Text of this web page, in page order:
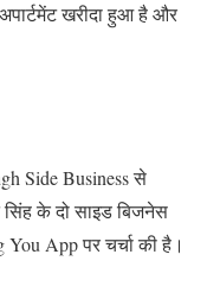
खरीदा हुआ है और
Side Business से
के दो साइड बिजनेस
App पर चर्चा की है।